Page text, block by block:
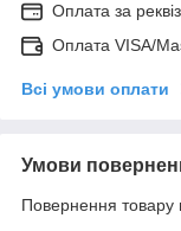
Оплата за
Оплата VISA/
Всі умови оплати
Умови
Повернення товару